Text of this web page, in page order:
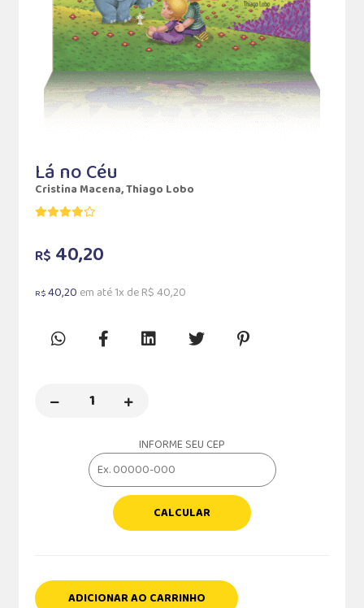
Lá no Céu
Cristina Macena, Thiago Lobo
R$ 40,20
R$40,20 em até 1x de R$ 40,20
INFORME SEU CEP
CALCULAR
ADICIONAR AO CARRINHO